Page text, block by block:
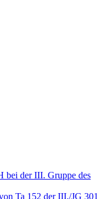
bei der III. Gruppe des
Ta 152 der III./JG 301